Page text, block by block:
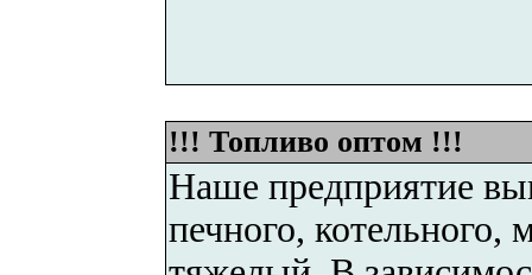
!!! Топливо оптом !!!
Наше предприятие
печного,